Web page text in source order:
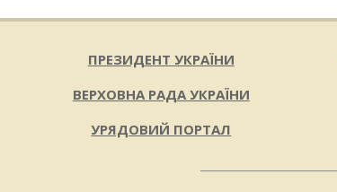
ПРЕЗИДЕНТ УКРАЇНИ
ВЕРХОВНА РАДА УКРАЇНИ
УРЯДОВИЙ ПОРТАЛ